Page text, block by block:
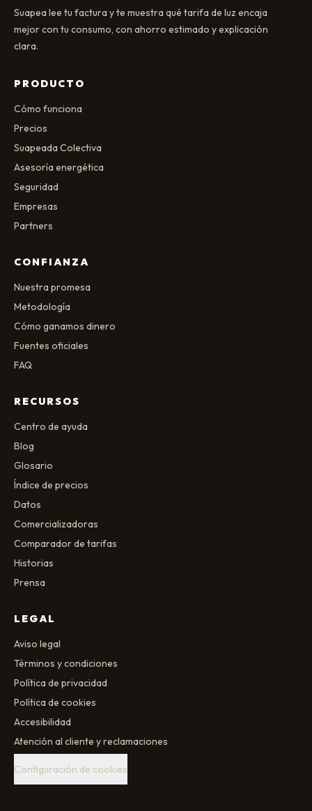
Suapea lee tu factura y te muestra qué tarifa de luz encaja
mejor con tu consumo, con ahorro estimado y explicación
clara.
PRODUCTO
Cómo funciona
Precios
Suapeada Colectiva
Asesoría energética
Seguridad
Empresas
Partners
CONFIANZA
Nuestra promesa
Metodología
Cómo ganamos dinero
Fuentes oficiales
FAQ
RECURSOS
Centro de ayuda
Blog
Glosario
Índice de precios
Datos
Comercializadoras
Comparador de tarifas
Historias
Prensa
LEGAL
Aviso legal
Términos y condiciones
Política de privacidad
Política de cookies
Accesibilidad
Atención al cliente y reclamaciones
Configuración de cookies